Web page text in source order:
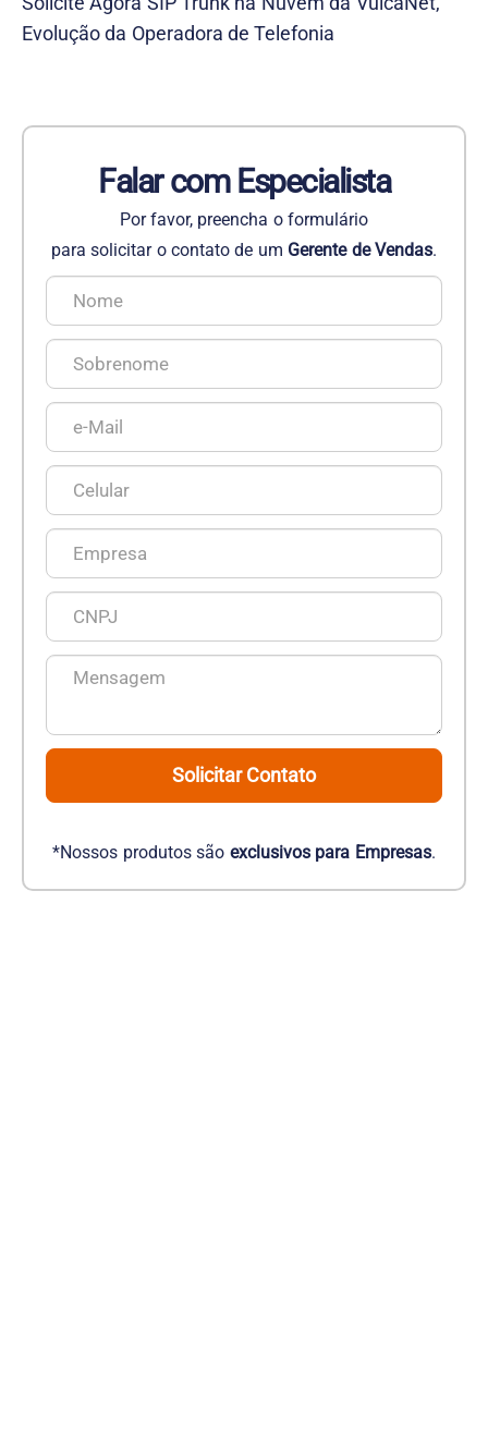
Evolução da Operadora de Telefonia
Falar com Especialista
Por favor, preencha o formulário
para solicitar o contato de um Gerente de Vendas.
Solicitar Contato
*Nossos produtos são exclusivos para Empresas.